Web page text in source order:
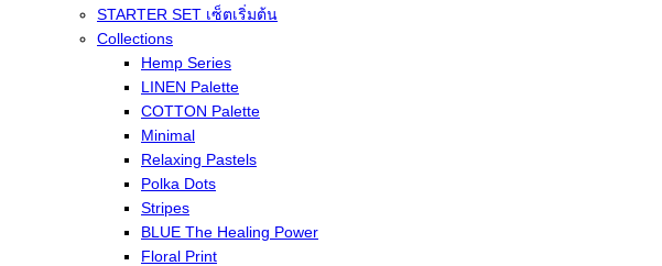
STARTER SET เซ็ตเริ่มต้น
Collections
Hemp Series
LINEN Palette
COTTON Palette
Minimal
Relaxing Pastels
Polka Dots
Stripes
BLUE The Healing Power
Floral Print